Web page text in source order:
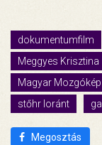
dokumentumfilm
Meggyes Krisztina
Magyar
stőhr loránt
Megosztás